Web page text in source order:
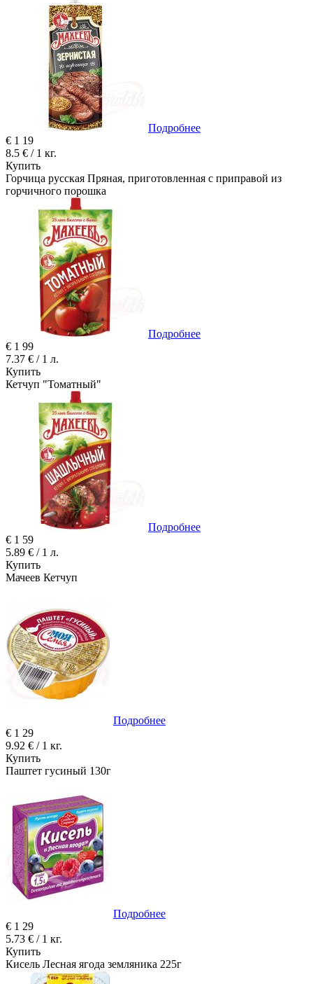
Подробнее
€ 1 19
8.5 € / 1 кг.
Купить
Горчица русская Пряная, приготовленная с приправой из
горчичного порошка
Подробнее
€ 1 99
7.37 € / 1 л.
Купить
Кетчуп "Томатный"
Подробнее
€ 1 59
5.89 € / 1 л.
Купить
Мачеев Кетчуп
Подробнее
€ 1 29
9.92 € / 1 кг.
Купить
Паштет гусиный 130г
Подробнее
€ 1 29
5.73 € / 1 кг.
Купить
Кисель Лесная ягода земляника 225г